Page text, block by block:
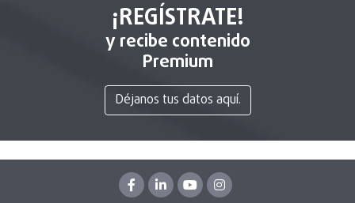
¡REGÍSTRATE!
y recibe contenido
Premium
Déjanos tus datos aquí.